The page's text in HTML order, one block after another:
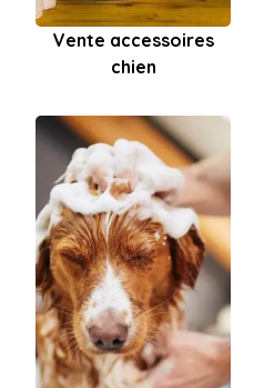
Vente accessoires
chien